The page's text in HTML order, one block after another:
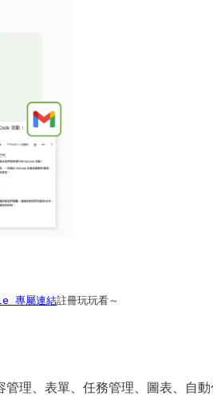
專屬連結註冊玩玩看～
理、表單、任務管理、圖表、自